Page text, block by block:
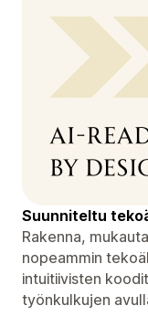
Suunniteltu
Rakenna,
nopeammin
intuitiivisten
työnkulkujen